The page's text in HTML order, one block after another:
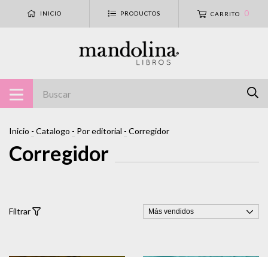
INICIO PRODUCTOS CARRITO 0
Inicio - Catalogo - Por editorial - Corregidor
Corregidor
Filtrar